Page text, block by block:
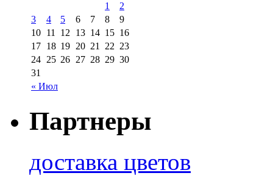
« Июл
1
2
3
4 5 6 7 8
9
10 11 12 13 14 15 16
17 18 19 20 21 22 23
24 25 26 27 28 29 30
31
Партнеры
доставка цветов